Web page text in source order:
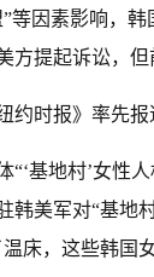
等因素影响，
方提起诉讼，但
约时报》率先
“‘基地村’女性
韩美军对“基地
床，这些韩国